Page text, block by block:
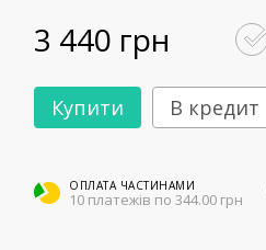
3 440 грн
Купити В кредит
ОПЛАТА ЧАСТИНАМИ
10 платежів по 344.00 грн